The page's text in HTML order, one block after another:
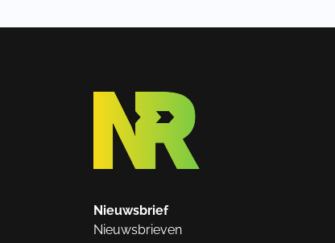
Nieuwsbrief
Nieuwsbrieven